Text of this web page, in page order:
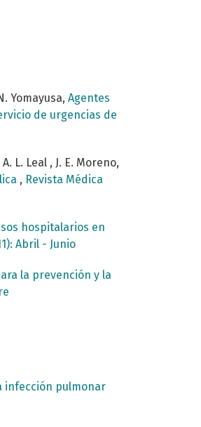
Yomayusa, Agentes
de urgencias de
L. Leal , J. E. Moreno,
, Revista Médica
hospitalarios en
Abril - Junio
la prevención y la
infección pulmonar